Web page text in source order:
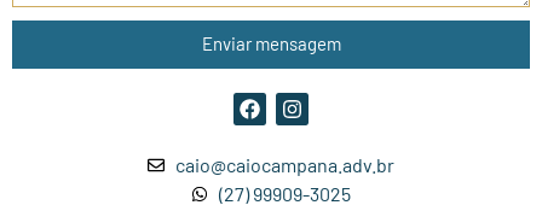
Enviar mensagem
caio@caiocampana.adv.br
(27) 99909-3025